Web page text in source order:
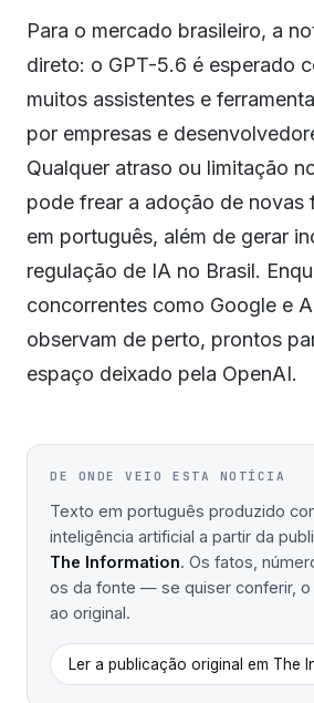
Para o mercado brasileiro, a
direto: o GPT-5.6 é esperado
muitos assistentes e
por empresas e
Qualquer atraso ou limitação
pode frear a adoção de novas
em português, além de gerar
regulação de IA no Brasil.
concorrentes como Google e
observam de perto, prontos
espaço deixado pela OpenAI.
DE ONDE VEIO ESTA NOTÍCIA
Texto em português produzido
inteligência artificial a partir da
The Information. Os fatos,
os da fonte — se quiser conferir, o
ao original.
Ler a publicação original em The